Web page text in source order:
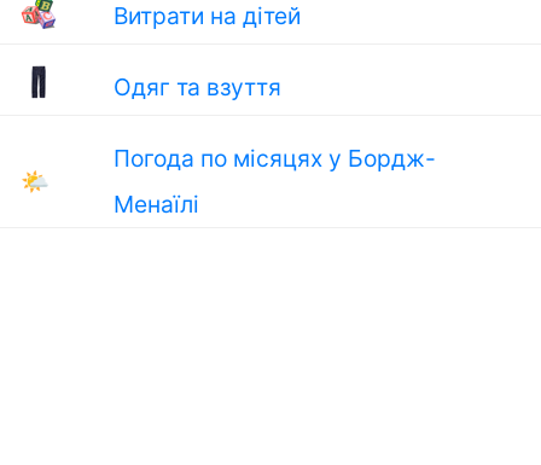
Витрати на дітей
Одяг та взуття
🌤
Погода по місяцях у Бордж-
Менаїлі